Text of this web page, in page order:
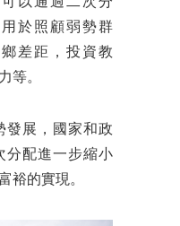
於照顧弱勢群
差距，投資教
等。
發展，國家和政
分配進一步縮小
裕的實現。